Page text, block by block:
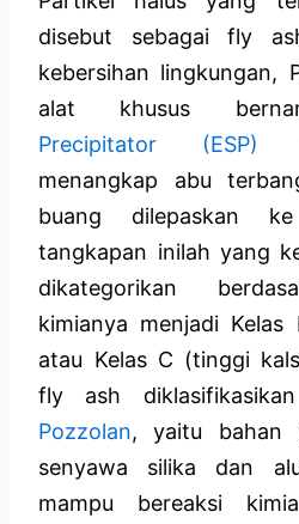
disebut sebagai fly
kebersihan lingkungan,
alat khusus
Precipitator (ESP)
menangkap abu
buang dilepaskan
tangkapan inilah yang
dikategorikan
kimianya menjadi Kelas
atau Kelas C (tinggi
fly ash
Pozzolan, yaitu bahan
senyawa silika dan
mampu bereaksi